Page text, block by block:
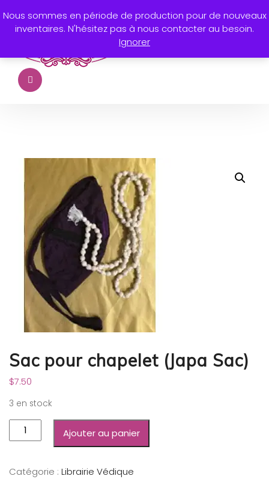
Sac pour chapelet (Japa Sac)
$7.50
3 en stock
Ajouter au panier
Catégorie : Librairie Védique
Nous sommes en période de production pour de nouveaux
inventaires. N'hésitez pas à nous contacter au besoin.
Ignorer